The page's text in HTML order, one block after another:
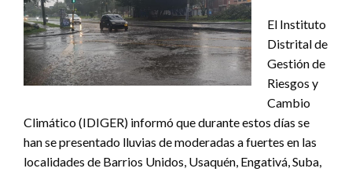
El Instituto
Distrital de
Gestión de
Riesgos y
Cambio
Climático (IDIGER) informó que durante estos días se
han se presentado lluvias de moderadas a fuertes en las
localidades de Barrios Unidos, Usaquén, Engativá, Suba,